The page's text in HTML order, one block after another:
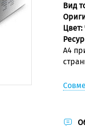
Вид
Цвет:
А4